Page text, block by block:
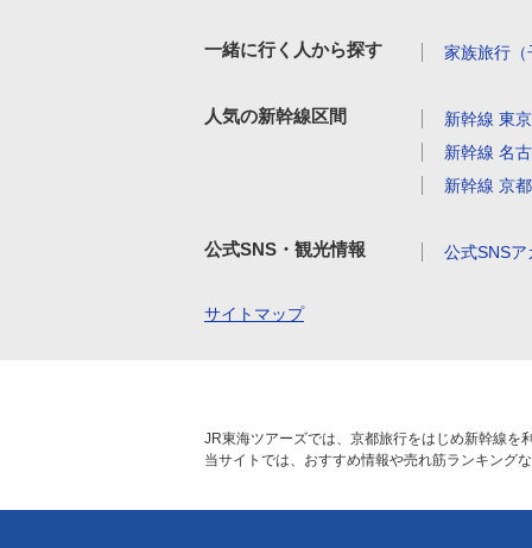
一緒に行く人から探す 家族旅行
人気の新幹線区間
新幹線 東
新幹線 名
新幹線 京
公式SNS・観光情報 公式SNS
サイトマップ
JR東海ツアーズでは、京都旅行をはじめ新幹線を
当サイトでは、おすすめ情報や売れ筋ランキング